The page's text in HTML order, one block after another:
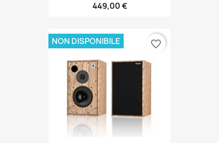
449,00 €
NON DISPONIBILE favorite_border